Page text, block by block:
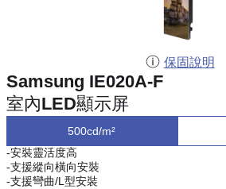
保固說明
Samsung IE020A-F
室內LED顯示屏
500cd/m²
-安裝靈活度高
-支援縱向橫向安裝
-支援彎曲/L型安裝